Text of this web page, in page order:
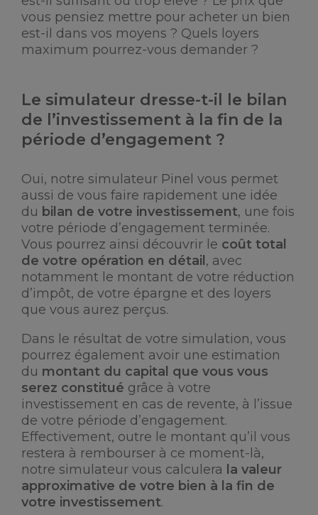
vous pensiez mettre pour acheter un bien
est-il dans vos moyens ? Quels loyers
maximum pourrez-vous demander ?
Le simulateur dresse-t-il le bilan
de l’investissement à la fin de la
période d’engagement ?
Oui, notre simulateur Pinel vous permet
aussi de vous faire rapidement une idée
du bilan de votre investissement, une fois
votre période d’engagement terminée.
Vous pourrez ainsi découvrir le coût total
de votre opération en détail , avec
notamment le montant de votre réduction
d’impôt, de votre épargne et des loyers
que vous aurez perçus.
Dans le résultat de votre simulation, vous
pourrez également avoir une estimation
du montant du capital que vous vous
serez constitué grâce à votre
investissement en cas de revente, à l’issue
de votre période d’engagement.
Effectivement, outre le montant qu’il vous
restera à rembourser à ce moment-là,
notre simulateur vous calculera la valeur
approximative de votre bien à la fin de
votre investissement.